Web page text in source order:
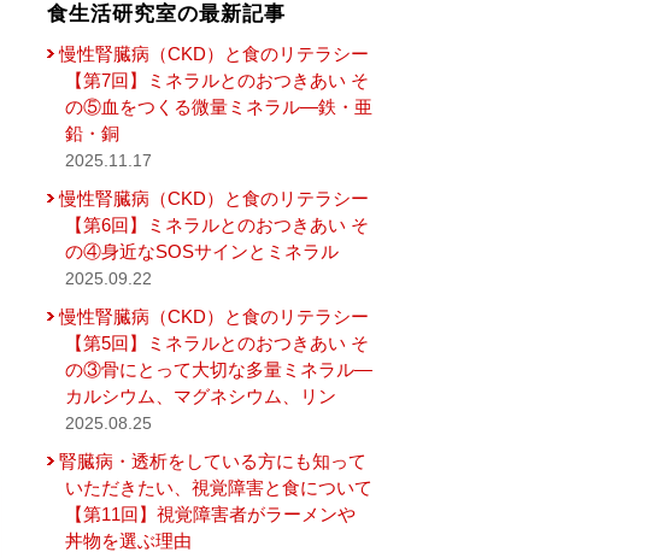
食生活研究室の最新記事
慢性腎臓病（CKD）と食のリテラシー
【第7回】ミネラルとのおつきあい そ
の⑤血をつくる微量ミネラル―鉄・亜
鉛・銅
2025.11.17
慢性腎臓病（CKD）と食のリテラシー
【第6回】ミネラルとのおつきあい そ
の④身近なSOSサインとミネラル
2025.09.22
慢性腎臓病（CKD）と食のリテラシー
【第5回】ミネラルとのおつきあい そ
の③骨にとって大切な多量ミネラル―
カルシウム、マグネシウム、リン
2025.08.25
腎臓病・透析をしている方にも知って
いただきたい、視覚障害と食について
【第11回】視覚障害者がラーメンや
丼物を選ぶ理由